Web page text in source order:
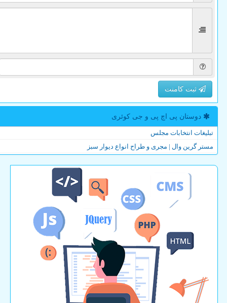
ثبت کامنت
دوستان پی اچ پی و جی كوئری
تبلیغات انتخابات مجلس
مستر گرین وال | مجری و طراح انواع دیوار سبز